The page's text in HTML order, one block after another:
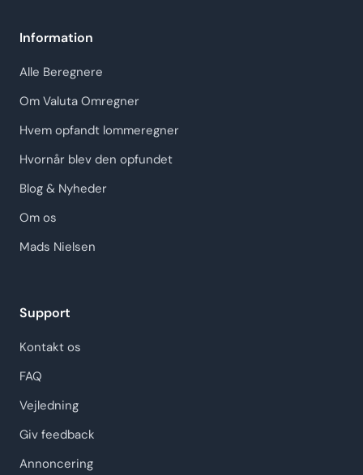
Information
Alle Beregnere
Om Valuta Omregner
Hvem opfandt lommeregner
Hvornår blev den opfundet
Blog & Nyheder
Om os
Mads Nielsen
Support
Kontakt os
FAQ
Vejledning
Giv feedback
Annoncering